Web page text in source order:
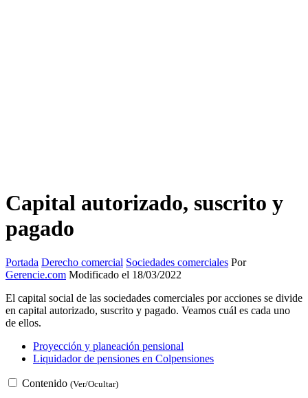
Capital autorizado, suscrito y
pagado
Portada Derecho comercial Sociedades comerciales Por
Gerencie.com Modificado el 18/03/2022
El capital social de las sociedades comerciales por acciones se divide
en capital autorizado, suscrito y pagado. Veamos cuál es cada uno
de ellos.
Proyección y planeación pensional
Liquidador de pensiones en Colpensiones
Contenido (Ver/Ocultar)